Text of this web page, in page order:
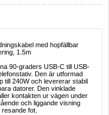
med hopfällbar
1.5m
90-graders USB-C till USB-
Den är utformad
till 240W och levererar stabil
datorer. Den vinklade
kontakten ur vägen under
och liggande visning
fot.